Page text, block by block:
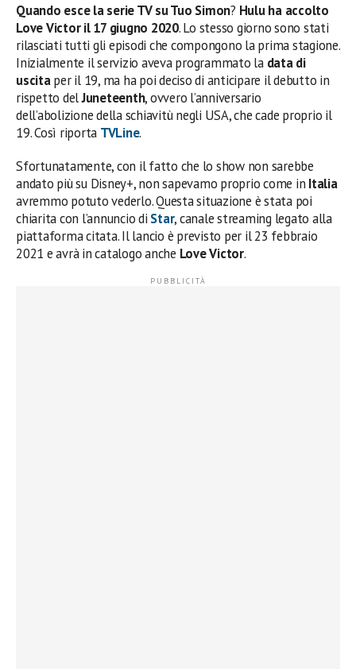
Quando esce la serie TV su Tuo Simon? Hulu ha accolto
Love Victor il 17 giugno 2020. Lo stesso giorno sono stati
rilasciati tutti gli episodi che compongono la prima stagione.
Inizialmente il servizio aveva programmato la data di
uscitaper il 19, ma ha poi deciso di anticipare il debutto in
rispetto delJuneteenth, ovvero l’anniversario
dell’abolizione della schiavitù negli USA, che cade proprio il
19. Così riporta TVLine.
Sfortunatamente, con il fatto che lo show non sarebbe
andato più su Disney+, non sapevamo proprio come in Italia
avremmo potuto vederlo. Questa situazione è stata poi
chiarita con l’annuncio di Star, canale streaming legato alla
piattaforma citata. Il lancio è previsto per il 23 febbraio
2021 e avrà in catalogo anche Love Victor.